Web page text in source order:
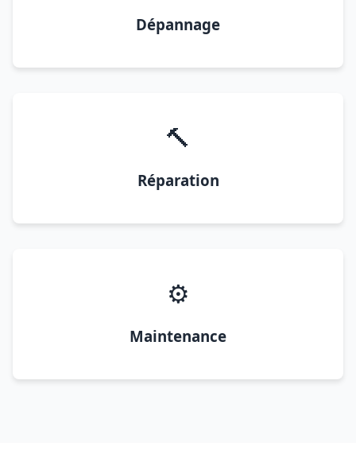
Dépannage
🔨
Réparation
⚙️
Maintenance